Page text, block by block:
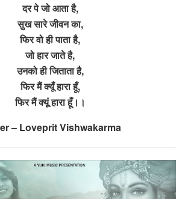
दर पे जो आता है,
सुख सारे जीवन का,
फिर वो ही पाता है,
जो हार जाते है,
उनको ही जिताता है,
फिर मैं क्यूँ हारा हूँ,
फिर मैं क्यूं हारा हूँ।।
– Loveprit Vishwakarma